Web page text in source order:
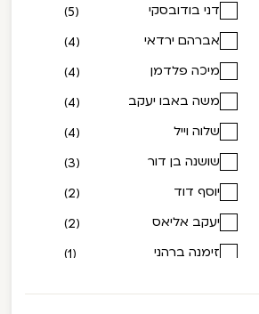
דני בודובסקי
(5)
אברהם ירדאי
(4)
מיכה פלדמן
(4)
משה באבו יעקב
(4)
שלוה וייל
(4)
שושנה בן דור
(3)
יוסף דוד
(2)
יעקב אליאס
(2)
זימנה ברהני
(1)